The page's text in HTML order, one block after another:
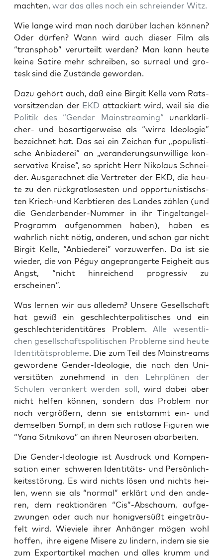
mach­ten, war das alles noch ein schrei­en­der Witz.
Wie lan­ge wird man noch dar­über lachen kön­nen?
Oder dür­fen? Wann wird auch die­ser Film als
“trans­phob” ver­ur­teilt wer­den? Man kann heu­te
kei­ne Sati­re mehr schrei­ben, so sur­re­al und gro­
tesk sind die Zustän­de geworden.
Dazu gehört auch, daß eine Bir­git Kel­le vom Rats­
vor­sit­zen­den der EKDatta­ckiert wird, weil sie die
Poli­tik des “Gen­der Main­strea­ming“ uner­klär­li­
cher- und bös­ar­ti­ger­wei­se als “wir­re Ideo­lo­gie”
bezeich­net hat. Das sei ein Zei­chen für „popu­lis­ti­
sche Anbie­de­rei“ an „ver­än­de­rungs­un­wil­li­ge kon­
ser­va­ti­ve Krei­se“, so spricht Herr Niko­laus Schnei­
der. Aus­ge­rech­net die Ver­tre­ter der EKD, die heu­
te zu den rück­grat­lo­ses­ten und oppor­tu­nis­tischs­
ten Kriech-und Kerb­tie­ren des Lan­des zäh­len (und
die Gen­der­ben­der-Num­mer in ihr Tin­gel­tan­gel-
Pro­gramm auf­ge­nom­men haben), haben es
wahr­lich nicht nötig, ande­ren, und schon gar nicht
Bir­git Kel­le, “Anbie­de­rei” vor­zu­wer­fen. Da ist sie
wie­der, die von Péguy ange­pran­ger­te Feig­heit aus
Angst, “nicht hin­rei­chend pro­gres­siv zu
erscheinen”.
Was ler­nen wir aus alle­dem? Unse­re Gesell­schaft
hat gewiß ein geschlech­ter­po­li­ti­sches und ein
geschlech­ter­iden­ti­tä­res Pro­blem.Alle wesent­li­
chen gesell­schafts­po­li­ti­schen Pro­ble­me sind heu­te
Iden­ti­täts­pro­ble­me. Die zum Teil des Main­streams
gewor­de­ne Gen­der-Ideo­lo­gie, die nach den Uni­
ver­si­tä­ten zuneh­mend in den Lehr­plä­nen der
Schu­len ver­an­kert wer­den soll, wird dabei aber
nicht hel­fen kön­nen, son­dern das Pro­blem nur
noch ver­grö­ßern, denn sie ent­stammt ein- und
dem­sel­ben Sumpf, in dem sich rat­lo­se Figu­ren wie
“Yana Sit­ni­ko­va” an ihren Neu­ro­sen abarbeiten.
Die Gen­der-Ideo­lo­gie ist Aus­druck und Kom­pen­
sa­ti­on einer schwe­ren Iden­ti­täts- und Per­sön­lich­
keits­stö­rung. Es wird nichts lösen und nichts hei­
len, wenn sie als “nor­mal” erklärt und den ande­
ren, dem reak­tio­nä­ren “Cis”-Abschaum, auf­ge­
zwun­gen oder auch nur honig­ver­süßt ein­ge­träu­
felt wird. Wie­vie­le ihrer Anhän­ger mögen wohl
hof­fen, ihre eige­ne Mise­re zu lin­dern, indem sie sie
zum Export­ar­ti­kel machen und alles krumm und